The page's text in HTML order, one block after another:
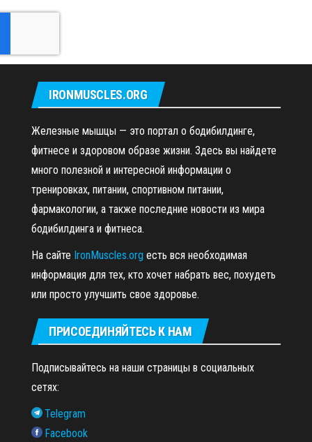
IRONMUSCLES.ORG
Железные мышцы — это портал о бодибилдинге,
фитнесе и здоровом образе жизни. Здесь вы найдете
много полезной и интересной информации о
тренировках, питании, спортивном питании,
фармакологии, а также последние новости из мира
бодибилдинга и фитнеса.
На сайте IronMuscles.org есть вся необходимая
информация для тех, кто хочет набрать вес, похудеть
или просто улучшить свое здоровье.
ПРИСОЕДИНЯЙТЕСЬ К НАМ
Подписывайтесь на наши страницы в социальных
сетях:
Telegram
Facebook